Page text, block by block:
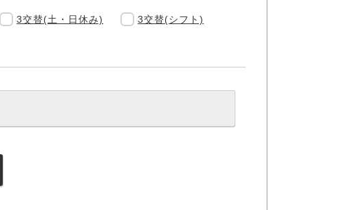
3交替(土・日休み) 3交替(シフト)